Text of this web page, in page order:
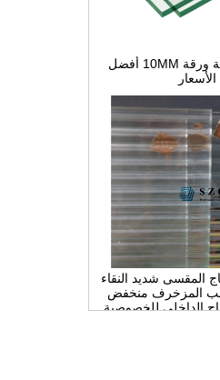
المقسى شديد النقاء
المزخرف منخفض
الداخلي للخصوصية
والحمام